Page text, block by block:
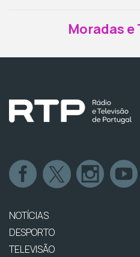
Moradas
NOTÍCIAS
DESPORTO
TELEVISÃO